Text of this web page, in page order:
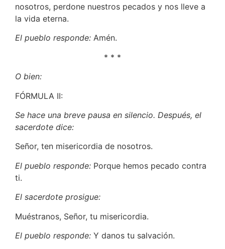
nosotros, perdone nuestros pecados y nos lleve a
la vida eterna.
El pueblo responde: Amén.
* * *
O bien:
FÓRMULA II:
Se hace una breve pausa en silencio. Después, el
sacerdote dice:
Señor, ten misericordia de nosotros.
El pueblo responde: Porque hemos pecado contra
ti.
El sacerdote prosigue:
Muéstranos, Señor, tu misericordia.
El pueblo responde: Y danos tu salvación.